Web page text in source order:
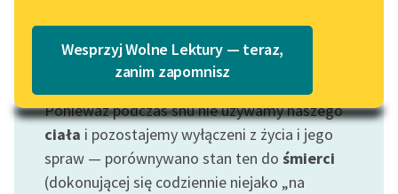
Lektury szkolne i klasyka
literatury do słuchania dla
uczennic i uczniów z
niepełnosprawnościami
Katalog w formacie PDF
Wesprzyj Wolne Lektury — teraz,
zanim zapomnisz
Motyw: Sen
Ponieważ podczas snu nie używamy naszego
ciała i pozostajemy wyłączeni z życia i jego
spraw — porównywano stan ten do śmierci
(dokonującej się codziennie niejako „na